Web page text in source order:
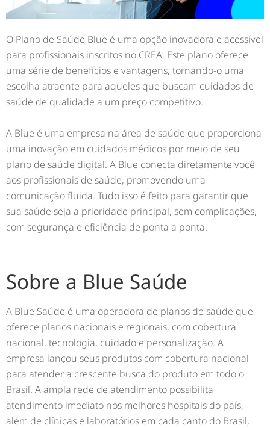
O Plano de Saúde Blue é uma opção inovadora e acessível
para profissionais inscritos no CREA. Este plano oferece
uma série de benefícios e vantagens, tornando-o uma
escolha atraente para aqueles que buscam cuidados de
saúde de qualidade a um preço competitivo.
A Blue é uma empresa na área de saúde que proporciona
uma inovação em cuidados médicos por meio de seu
plano de saúde digital. A Blue conecta diretamente você
aos profissionais de saúde, promovendo uma
comunicação fluida. Tudo isso é feito para garantir que
sua saúde seja a prioridade principal, sem complicações,
com segurança e eficiência de ponta a ponta.
Sobre a Blue Saúde
A Blue Saúde é uma operadora de planos de saúde que
oferece planos nacionais e regionais, com cobertura
nacional, tecnologia, cuidado e personalização. A
empresa lançou seus produtos com cobertura nacional
para atender a crescente busca do produto em todo o
Brasil. A ampla rede de atendimento possibilita
atendimento imediato nos melhores hospitais do país,
além de clínicas e laboratórios em cada canto do Brasil,